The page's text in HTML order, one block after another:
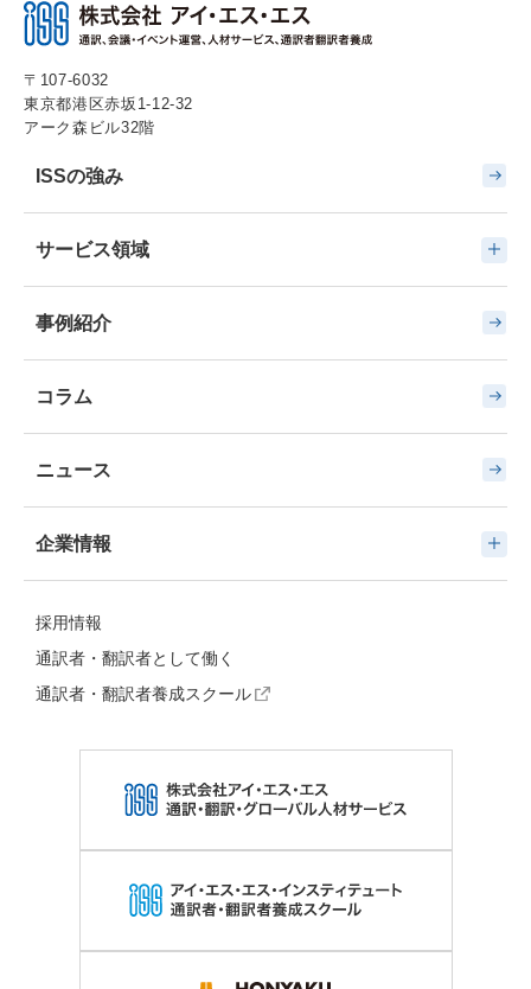
〒107-6032
東京都港区赤坂1-12-32
アーク森ビル32階
ISSの強み
サービス領域
事例紹介
コラム
ニュース
企業情報
採用情報
通訳者・翻訳者として働く
通訳者・翻訳者養成スクール